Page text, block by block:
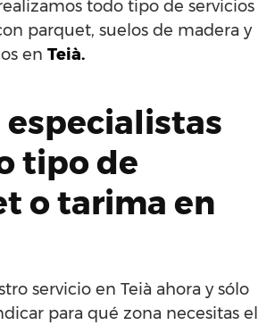
todo tipo de servicios
parquet, suelos de madera y
en Teià.
especialistas
tipo de
o tarima en
servicio en Teià ahora y sólo
para qué zona necesitas el